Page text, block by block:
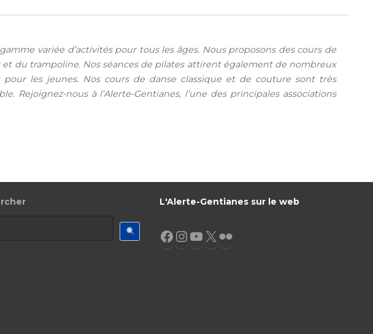
variée d’activités pour tous les âges. Nous proposons des cours de
du trampoline. Nos séances de pilates attirent également de nombreux
les jeunes. Nos cours de danse classique et de couture sont très
Rejoignez-nous à l’Alerte-Gentianes, l’une des principales associations
L'Alerte-Gentianes sur le web
Facebook
Instagram
YouTube
X Flickr